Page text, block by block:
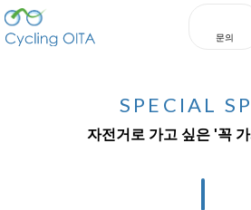
문의
SPECIAL
자전거로 가고 싶은 '꼭